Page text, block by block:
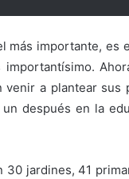
más importante, es
a plantear
después en la
jardines, 41